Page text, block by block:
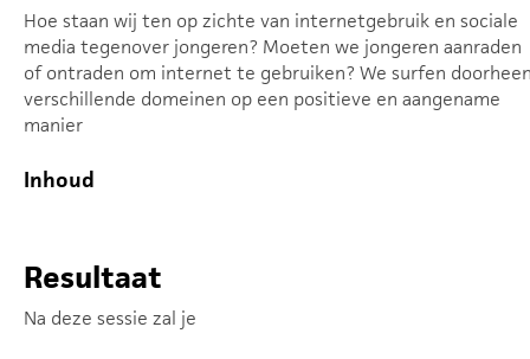
Hoe staan wij ten op zichte van internetgebruik en sociale
media tegenover jongeren? Moeten we jongeren aanraden
of ontraden om internet te gebruiken? We surfen
verschillende domeinen op een positieve en aangename
manier
Inhoud
Resultaat
Na deze sessie zal je